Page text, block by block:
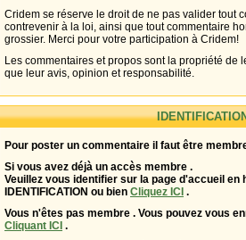
Cridem se réserve le droit de ne pas valider tout
contrevenir à la loi, ainsi que tout commentaire
grossier. Merci pour votre participation à Cridem!
Les commentaires et propos sont la propriété de
que leur avis, opinion et responsabilité.
Pour poster un commentaire il faut être
Si vous avez déjà un accès membre .
Veuillez vous identifier sur la page d'accueil en
IDENTIFICATION ou bien Cliquez ICI .
Vous n'êtes pas membre . Vous pouvez vous
Cliquant ICI .